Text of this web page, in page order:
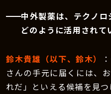
中外製薬は、テクノ
どのように活用されて
鈴木貴雄（以下、鈴木）
さんの手元に届くには、
れだ」といえる候補を見